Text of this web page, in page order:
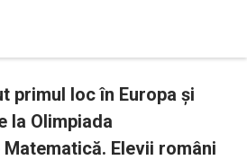
primul loc în Europa și
la Olimpiada
Elevii români